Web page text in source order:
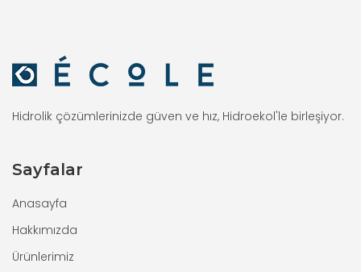
Hidrolik çözümlerinizde güven ve hız, Hidroekol'le birleşiyor.
Sayfalar
Anasayfa
Hakkımızda
Ürünlerimiz